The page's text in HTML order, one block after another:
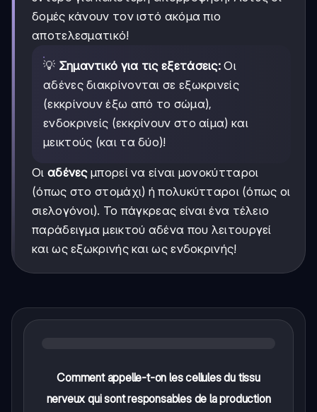
δομές κάνουν τον ιστό ακόμα πιο
αποτελεσματικό!
💡 Σημαντικό για τις εξετάσεις: Οι
αδένες διακρίνονται σε εξωκρινείς
(εκκρίνουν έξω από το σώμα),
ενδοκρινείς (εκκρίνουν στο αίμα) και
μεικτούς (και τα δύο)!
Οι αδένεςμπορεί να είναι μονοκύτταροι
(όπως στο στομάχι) ή πολυκύτταροι (όπως οι
σιελογόνοι). Το πάγκρεας είναι ένα τέλειο
παράδειγμα μεικτού αδένα που λειτουργεί
και ως εξωκρινής και ως ενδοκρινής!
Comment appelle-t-on les cellules du tissu
nerveux qui sont responsables de la production